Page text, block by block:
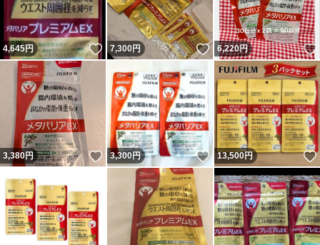
4,645円 いいね！
7,300円 いいね！
6,220円
3,380円 いいね！
3,300円 いいね！
13,500円